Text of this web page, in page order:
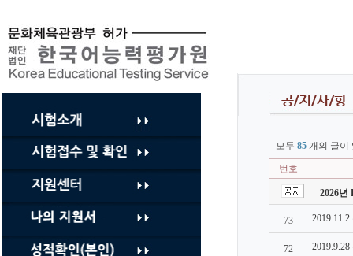
츠
바
로
기
모두 85 개의 글이
번호
2026년
73
72